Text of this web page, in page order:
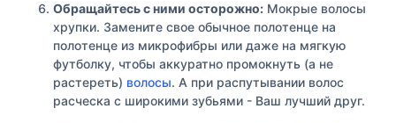
Обращайтесь с ними осторожно: Мокрые волосы
хрупки. Замените свое обычное полотенце на
полотенце из микрофибры или даже на мягкую
футболку, чтобы аккуратно промокнуть (а не
растереть) волосы. А при распутывании волос
расческа с широкими зубьями - Ваш лучший друг.